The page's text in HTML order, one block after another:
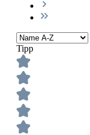
Tipp